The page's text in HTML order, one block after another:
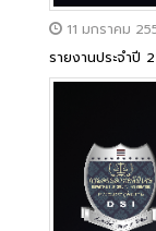
11 มกราคม
รายงานประจำปี